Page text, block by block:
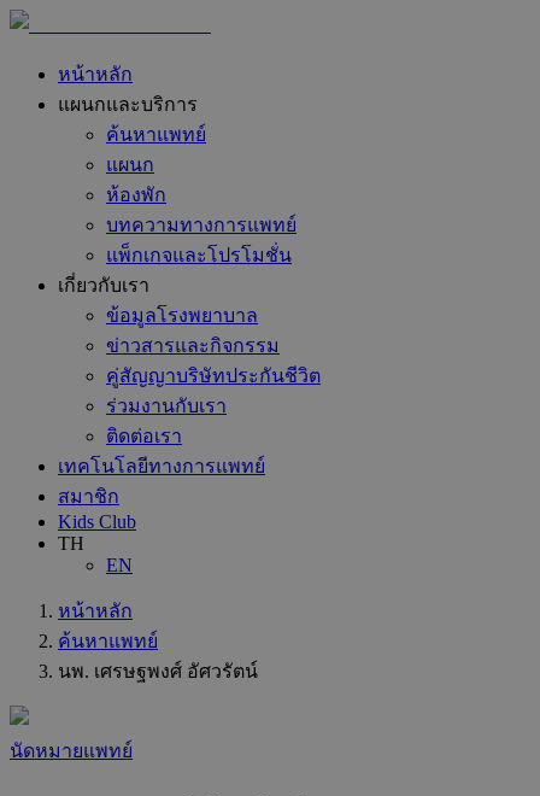
หน้าหลัก
แผนกและบริการ
ค้นหาแพทย์
แผนก
ห้องพัก
บทความทางการแพทย์
แพ็กเกจและโปรโมชั่น
เกี่ยวกับเรา
ข้อมูลโรงพยาบาล
ข่าวสารและกิจกรรม
คู่สัญญาบริษัทประกันชีวิต
ร่วมงานกับเรา
ติดต่อเรา
เทคโนโลยีทางการแพทย์
สมาชิก
Kids Club
TH
EN
หน้าหลัก
ค้นหาแพทย์
นพ. เศรษฐพงศ์ อัศวรัตน์
นัดหมายแพทย์